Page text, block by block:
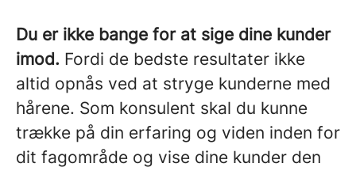
Du er ikke bange for at sige dine kunder
imod. Fordi de bedste resultater ikke
altid opnås ved at stryge kunderne med
hårene. Som konsulent skal du kunne
trække på din erfaring og viden inden for
dit fagområde og vise dine kunder den